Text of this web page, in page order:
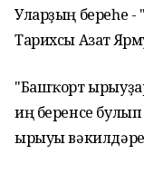
Уларҙың береһе
Тарихсы Азат
"Башҡорт
иң беренсе
ырыуы вәкилдәре